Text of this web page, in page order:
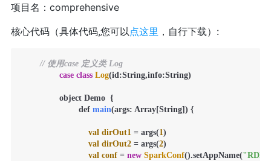
项目名：comprehensive
核心代码（具体代码,您可以 点这里 ，自行下载）:
// 使用case 定义类 Log
case class Log(id:String,info:String)
	  		def
main(args: Array[String]) {
val dirOut1 = args(1 )
val dirOut2 = args(2)
val conf = new SparkConf().setAppName(